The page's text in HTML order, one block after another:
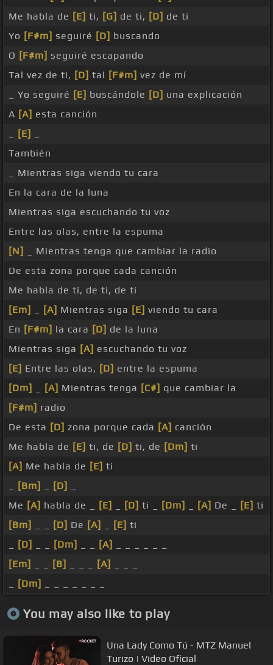
Me habla de [E] ti, [G] de ti, [D] de ti
Yo [F#m] seguiré [D] buscando
O [F#m] seguiré escapando
Tal vez de ti, [D] tal [F#m] vez de mí
_ Yo seguiré [E] buscándole [D] una explicación
A [A] esta canción
[E]
También
_ Mientras siga viendo tu cara
En la cara de la luna
Mientras siga escuchando tu voz
Entre las olas, entre la espuma
[N]
_ Mientras tenga que cambiar la radio
De esta zona porque cada canción
Me habla de ti, de ti, de ti
[Em]
[A] Mientras siga [E] viendo tu cara
En [F#m] la cara [D] de la luna
Mientras siga [A] escuchando tu voz
[E] Entre las olas, [D] entre la espuma
[Dm]
[A] Mientras tenga [C#] que cambiar la
[F#m] radio
De esta [D] zona porque cada [A] canción
Me habla de [E] ti, de [D] ti, de [Dm] ti
[A] Me habla de [E] ti
[Bm] [D]
Me [A] habla de _ [E] [D] ti _ [Dm] [A] De _ [E] ti
[Bm]
[D] De [A] [E] ti
[D] [Dm] [A]
[Em]
[B] [A]
[Dm]
You may also like to play
Una Lady Como Tú - MTZ Manuel
Turizo | Video Oficial